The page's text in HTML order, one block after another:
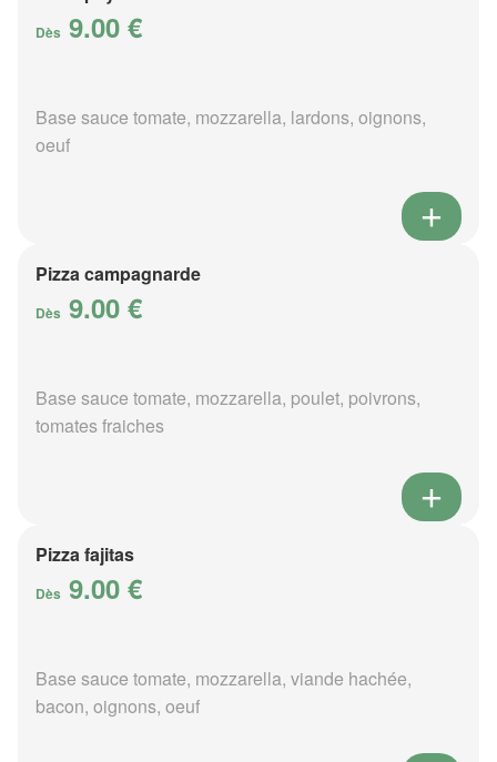
Dès 9.00 €
Base sauce tomate, mozzarella, lardons, oignons,
oeuf
Pizza campagnarde
Dès 9.00 €
Base sauce tomate, mozzarella, poulet, poivrons,
tomates fraiches
Pizza fajitas
Dès 9.00 €
Base sauce tomate, mozzarella, viande hachée,
bacon, oignons, oeuf